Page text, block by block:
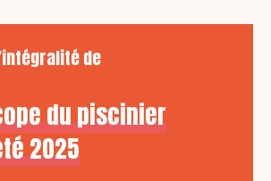
de
du piscinier
2025